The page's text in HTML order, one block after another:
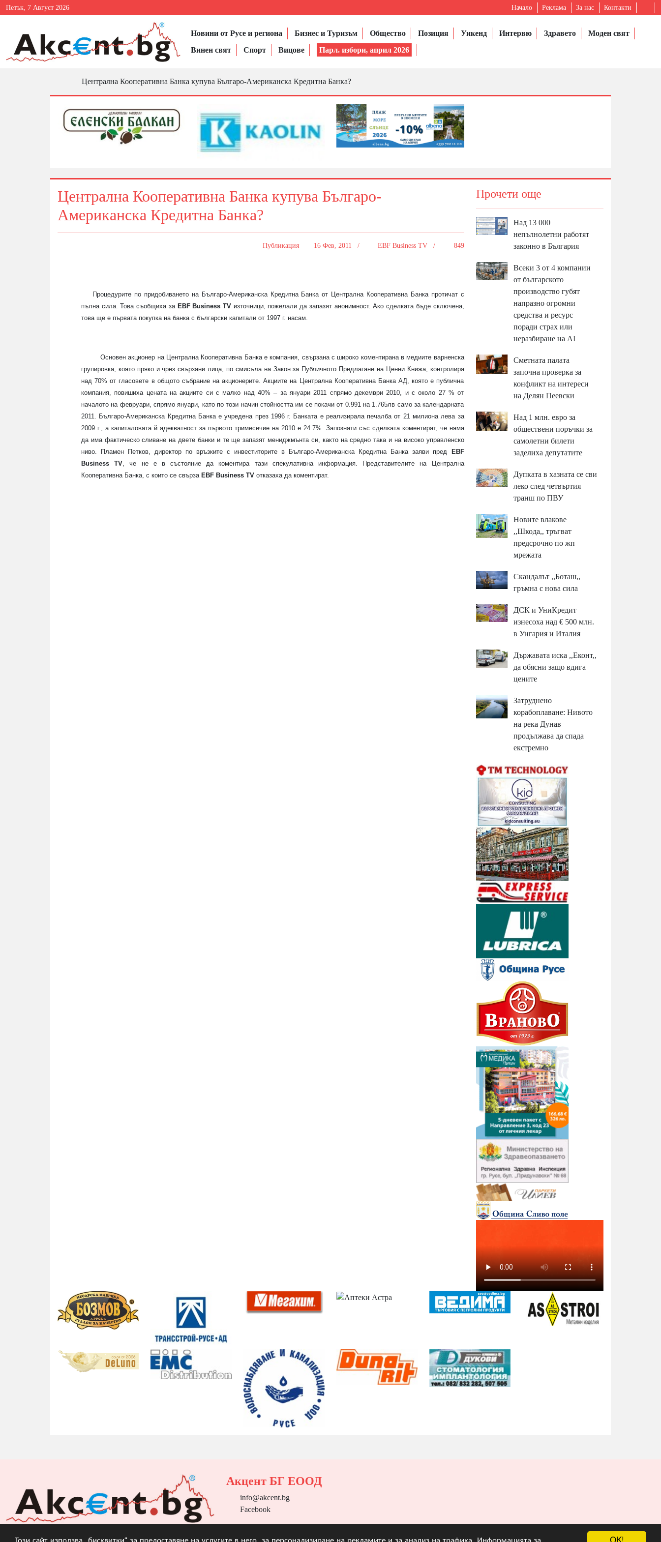
OK!
Този сайт използва „бисквитки“ за предоставяне на услугите в него, за персонализиране на рекламите и за анализ на трафика. Информацията за
Петък, 7 Август 2026 Начало Реклама За нас Контакти
Новини от Русе и региона Бизнес и Туризъм Общество Позиция Уикенд Интервю Здравето
Моден свят
Винен свят
Спорт Вицове Парл. избори, април 2026
Централна Кооперативна Банка купува Българо-Американска Кредитна Банка?
Централна Кооперативна Банка купува Българо-
Американска Кредитна Банка?
Публикация 16 Фев, 2011 / EBF Business TV / 849
Процедурите по придобиването на Българо-Американска Кредитна Банка от Централна Кооперативна Банка протичат с
пълна сила. Това съобщиха за EBF Business TV източници, пожелали да запазят анонимност. Ако сделката бъде сключена,
това ще е първата покупка на банка с български капитали от 1997 г. насам.
Основен акционер на Централна Кооперативна Банка е компания, свързана с широко коментирана в медиите варненска
групировка, която пряко и чрез свързани лица, по смисъла на Закон за Публичното Предлагане на Ценни Книжа, контролира
над 70% от гласовете в общото събрание на акционерите. Акциите на Централна Кооперативна Банка АД, която е публична
компания, повишиха цената на акциите си с малко над 40% – за януари 2011 спрямо декември 2010, и с около 27 % от
началото на февруари, спрямо януари, като по този начин стойността им се покачи от 0.991 на 1.765лв само за календарната
2011. Българо-Американска Кредитна Банка е учредена през 1996 г. Банката е реализирала печалба от 21 милиона лева за
2009 г., а капиталовата й адекватност за първото тримесечие на 2010 е 24.7%. Запознати със сделката коментират, че няма
да има фактическо сливане на двете банки и те ще запазят мениджмънта си, както на средно така и на високо управленско
ниво. Пламен Петков, директор по връзките с инвеститорите в Българо-Американска Кредитна Банка заяви пред
EBF
Business TV, че не е в състояние да коментира тази спекулативна информация. Представителите на Централна
Кооперативна Банка, с които се свърза EBF Business TV отказаха да коментират.
Прочети още
Над 13 000
непълнолетни работят
законно в България
Всеки 3 от 4 компании
от българското
производство губят
напразно огромни
средства и ресурс
поради страх или
неразбиране на AI
Сметната палата
започна проверка за
конфликт на интереси
на Делян Пеевски
Над 1 млн. евро за
обществени поръчки за
самолетни билети
заделиха депутатите
Дупката в хазната се сви
леко след четвъртия
транш по ПВУ
Новите влакове
,,Шкода,, тръгват
предсрочно по жп
мрежата
Скандалът ,,Боташ,,
гръмна с нова сила
ДСК и УниКредит
изнесоха над € 500 млн.
в Унгария и Италия
Държавата иска ,,Еконт,,
да обясни защо вдига
цените
Затруднено
корабоплаване: Нивото
на река Дунав
продължава да спада
екстремно
Акцент БГ ЕООД
info@akcent.bg
Facebook